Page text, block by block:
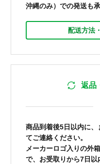
沖縄のみ）での発送も
配送方法
返品
商品到着後5日以内に
てご連絡ください。
メーカーロゴ入りの外
で、お受取りから7日